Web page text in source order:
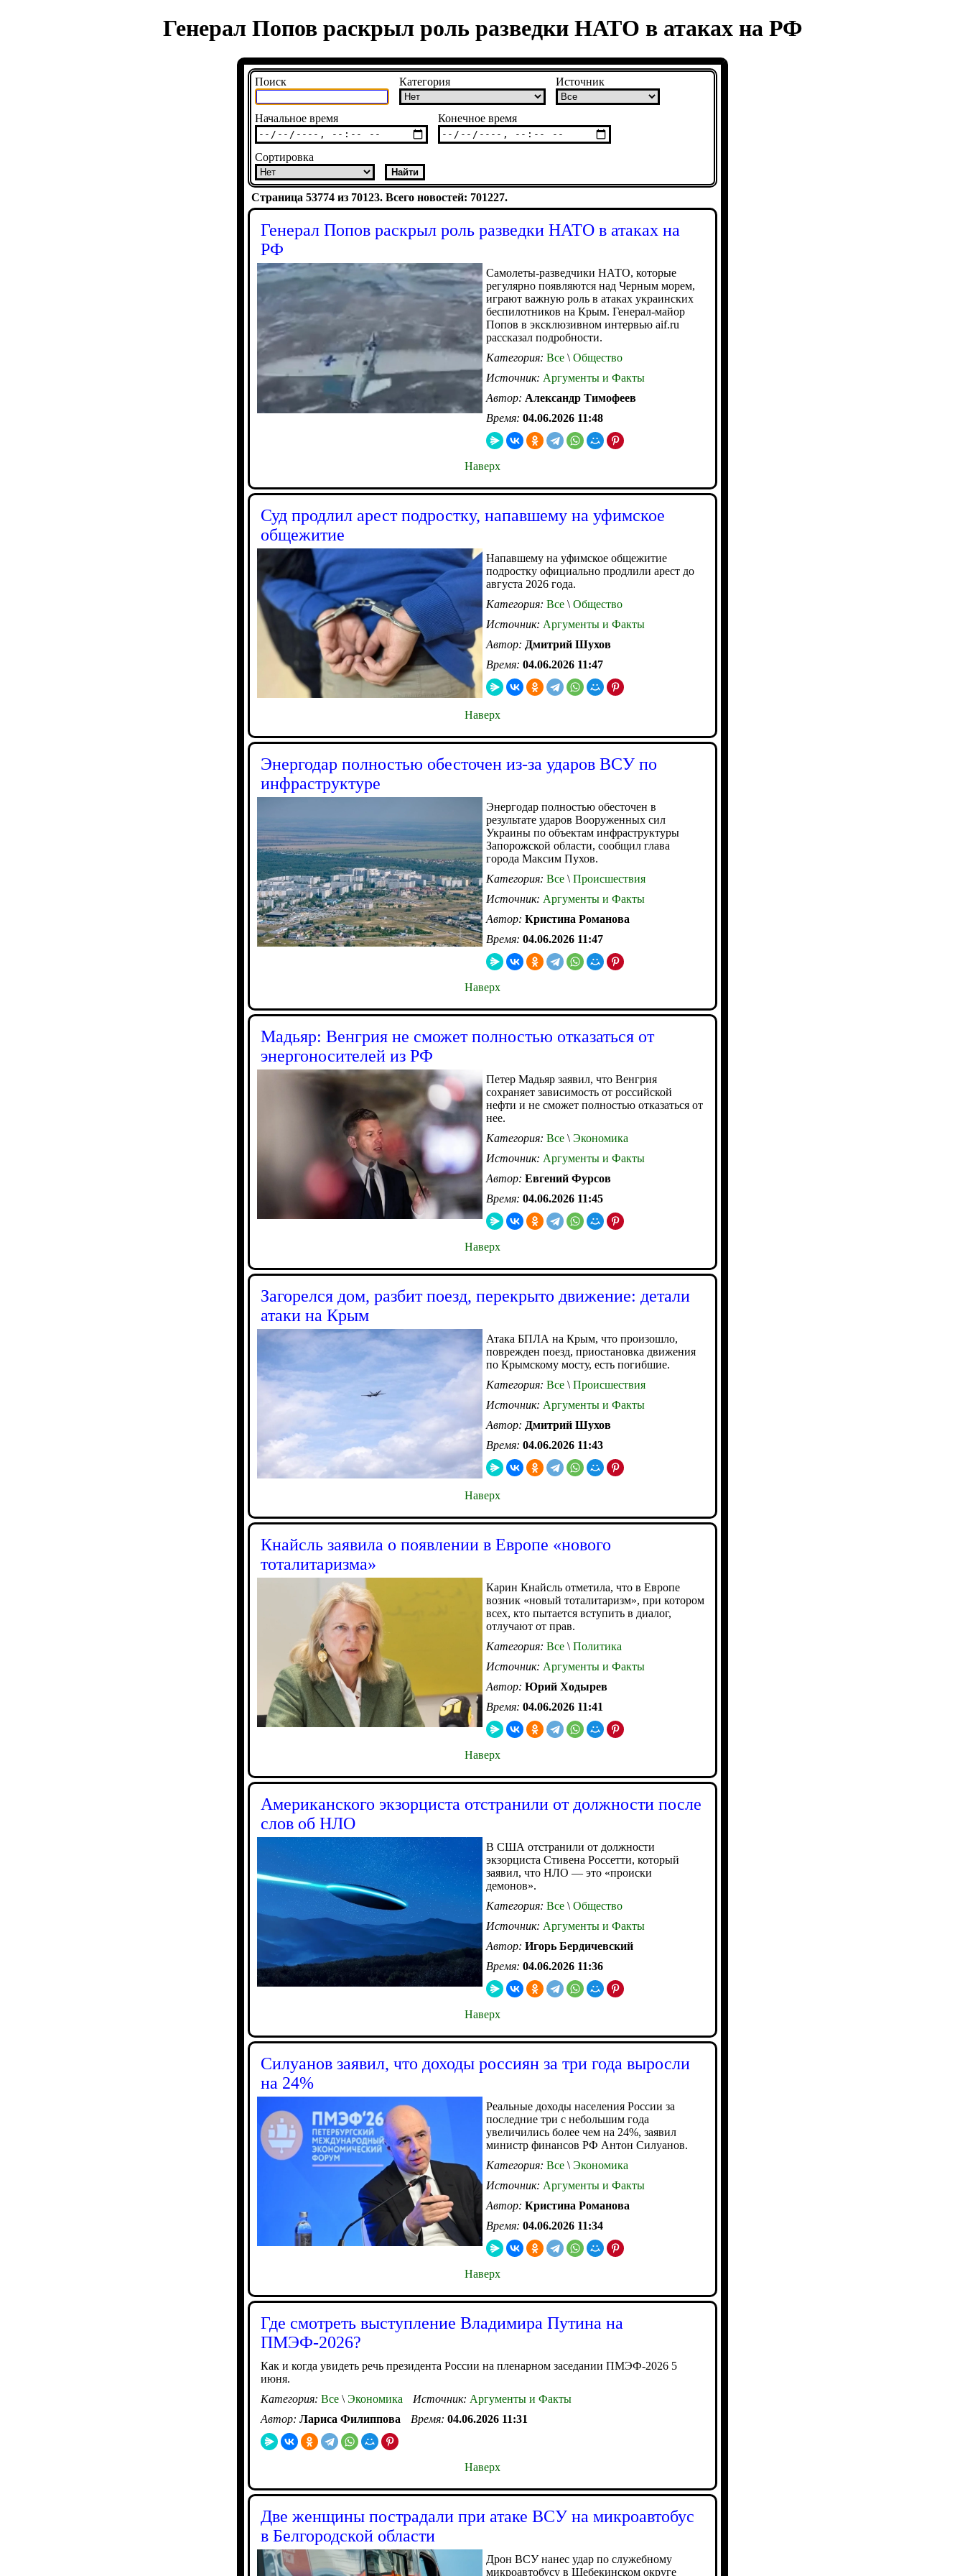
Генерал Попов раскрыл роль разведки НАТО в атаках на РФ
Поиск Категория Источник
Начальное время Конечное время
Сортировка
Страница 53774 из 70123. Всего новостей: 701227.
Генерал Попов раскрыл роль разведки НАТО в атаках на
РФ
Самолеты-разведчики НАТО, которые
регулярно появляются над Черным морем,
играют важную роль в атаках украинских
беспилотников на Крым. Генерал-майор
Попов в эксклюзивном интервью aif.ru
рассказал подробности.
Категория: Все \ Общество
Источник: Аргументы и Факты
Автор: Александр Тимофеев
Время: 04.06.2026 11:48
Наверх
Суд продлил арест подростку, напавшему на уфимское
общежитие
Напавшему на уфимское общежитие
подростку официально продлили арест до
августа 2026 года.
Категория: Все \ Общество
Источник: Аргументы и Факты
Автор: Дмитрий Шухов
Время: 04.06.2026 11:47
Наверх
Энергодар полностью обесточен из-за ударов ВСУ по
инфраструктуре
Энергодар полностью обесточен в
результате ударов Вооруженных сил
Украины по объектам инфраструктуры
Запорожской области, сообщил глава
города Максим Пухов.
Категория: Все \ Происшествия
Источник: Аргументы и Факты
Автор: Кристина Романова
Время: 04.06.2026 11:47
Наверх
Мадьяр: Венгрия не сможет полностью отказаться от
энергоносителей из РФ
Петер Мадьяр заявил, что Венгрия
сохраняет зависимость от российской
нефти и не сможет полностью отказаться от
нее.
Категория: Все \ Экономика
Источник: Аргументы и Факты
Автор: Евгений Фурсов
Время: 04.06.2026 11:45
Наверх
Загорелся дом, разбит поезд, перекрыто движение: детали
атаки на Крым
Атака БПЛА на Крым, что произошло,
поврежден поезд, приостановка движения
по Крымскому мосту, есть погибшие.
Категория: Все \ Происшествия
Источник: Аргументы и Факты
Автор: Дмитрий Шухов
Время: 04.06.2026 11:43
Наверх
Кнайсль заявила о появлении в Европе «нового
тоталитаризма»
Карин Кнайсль отметила, что в Европе
возник «новый тоталитаризм», при котором
всех, кто пытается вступить в диалог,
отлучают от прав.
Категория: Все \ Политика
Источник: Аргументы и Факты
Автор: Юрий Ходырев
Время: 04.06.2026 11:41
Наверх
Американского экзорциста отстранили от должности после
слов об НЛО
В США отстранили от должности
экзорциста Стивена Россетти, который
заявил, что НЛО — это «происки
демонов».
Категория: Все \ Общество
Источник: Аргументы и Факты
Автор: Игорь Бердичевский
Время: 04.06.2026 11:36
Наверх
Силуанов заявил, что доходы россиян за три года выросли
на 24%
Реальные доходы населения России за
последние три с небольшим года
увеличились более чем на 24%, заявил
министр финансов РФ Антон Силуанов.
Категория: Все \ Экономика
Источник: Аргументы и Факты
Автор: Кристина Романова
Время: 04.06.2026 11:34
Наверх
Где смотреть выступление Владимира Путина на
ПМЭФ-2026?
Как и когда увидеть речь президента России на пленарном заседании ПМЭФ-2026 5
июня.
Категория: Все \ Экономика Источник: Аргументы и Факты
Автор: Лариса Филиппова Время: 04.06.2026 11:31
Наверх
Две женщины пострадали при атаке ВСУ на микроавтобус
в Белгородской области
Дрон ВСУ нанес удар по служебному
микроавтобусу в Шебекинском округе